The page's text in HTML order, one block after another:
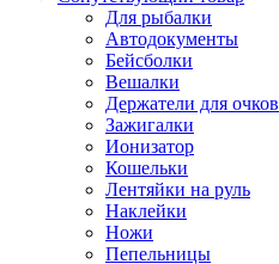
Для рыбалки
Автодокументы
Бейсболки
Вешалки
Держатели для очков
Зажигалки
Ионизатор
Кошельки
Лентяйки на руль
Наклейки
Ножи
Пепельницы